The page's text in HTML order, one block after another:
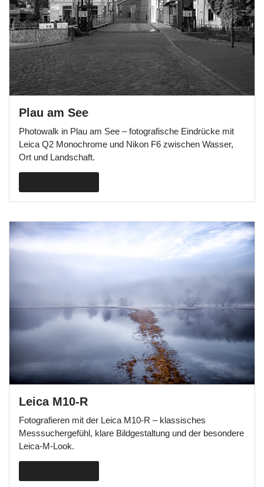
Plau am See
Photowalk in Plau am See – fotografische Eindrücke mit
Leica Q2 Monochrome und Nikon F6 zwischen Wasser,
Ort und Landschaft.
Leica M10-R
Fotografieren mit der Leica M10-R – klassisches
Messsuchergefühl, klare Bildgestaltung und der besondere
Leica-M-Look.